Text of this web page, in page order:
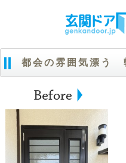
都会の雰囲気漂う